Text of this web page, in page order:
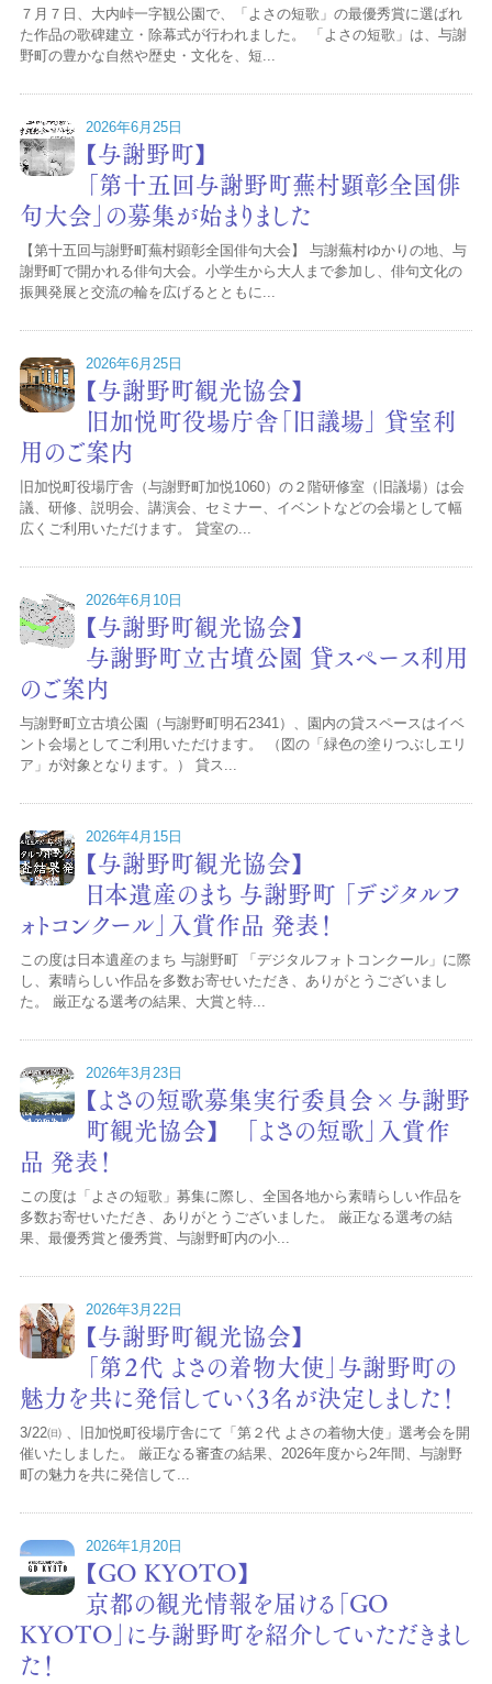
７月７日、大内峠一字観公園で、「よさの短歌」の最優秀賞に選ばれ
た作品の歌碑建立・除幕式が行われました。 「よさの短歌」は、与謝
野町の豊かな自然や歴史・文化を、短...
2026年6月25日
【与謝野町】
「第十五回与謝野町蕪村顕彰全国俳
句大会」の募集が始まりました
【第十五回与謝野町蕪村顕彰全国俳句大会】 与謝蕪村ゆかりの地、与
謝野町で開かれる俳句大会。小学生から大人まで参加し、俳句文化の
振興発展と交流の輪を広げるとともに...
2026年6月25日
【与謝野町観光協会】
旧加悦町役場庁舎「旧議場」 貸室利
用のご案内
旧加悦町役場庁舎（与謝野町加悦1060）の２階研修室（旧議場）は会
議、研修、説明会、講演会、セミナー、イベントなどの会場として幅
広くご利用いただけます。 貸室の...
2026年6月10日
【与謝野町観光協会】
与謝野町立古墳公園 貸スペース利用
のご案内
与謝野町立古墳公園（与謝野町明石2341）、園内の貸スペースはイベ
ント会場としてご利用いただけます。 （図の「緑色の塗りつぶしエリ
ア」が対象となります。） 貸ス...
2026年4月15日
【与謝野町観光協会】
日本遺産のまち 与謝野町 「デジタルフ
ォトコンクール」入賞作品 発表！
この度は日本遺産のまち 与謝野町 「デジタルフォトコンクール」に際
し、素晴らしい作品を多数お寄せいただき、ありがとうございまし
た。 厳正なる選考の結果、大賞と特...
2026年3月23日
【よさの短歌募集実行委員会×与謝野
町観光協会】 「よさの短歌」入賞作
品 発表！
この度は「よさの短歌」募集に際し、全国各地から素晴らしい作品を
多数お寄せいただき、ありがとうございました。 厳正なる選考の結
果、最優秀賞と優秀賞、与謝野町内の小...
2026年3月22日
【与謝野町観光協会】
「第２代 よさの着物大使」与謝野町の
魅力を共に発信していく3名が決定しました！
3/22㈰ 、旧加悦町役場庁舎にて「第２代 よさの着物大使」選考会を開
催いたしました。 厳正なる審査の結果、2026年度から2年間、与謝野
町の魅力を共に発信して...
2026年1月20日
【GO KYOTO】
京都の観光情報を届ける「GO
KYOTO」に与謝野町を紹介していただきまし
た！